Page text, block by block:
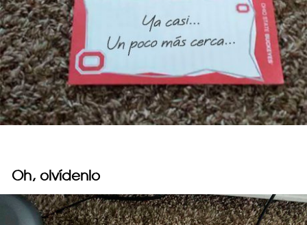
Oh, olvídenlo